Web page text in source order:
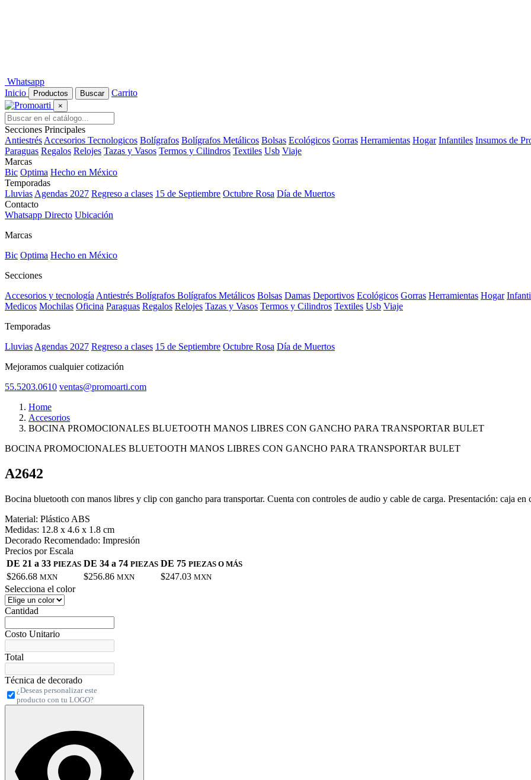
Whatsapp
Inicio
Productos Buscar Carrito
×
Secciones Principales
Antiestrés Accesorios Tecnologicos Bolígrafos Bolígrafos Metálicos Bolsas Ecológicos Gorras Herramientas Hogar Infantiles Insumos de
Paraguas Regalos Relojes Tazas y Vasos Termos y Cilindros Textiles Usb Viaje
Marcas
Bic Optima Hecho en México
Temporadas
Lluvias Agendas 2027 Regreso a clases 15 de Septiembre Octubre Rosa Día de Muertos
Contacto
Whatsapp Directo Ubicación
Marcas
Bic Optima Hecho en México
Secciones
Accesorios y tecnología Antiestrés Bolígrafos Bolígrafos Metálicos Bolsas Damas Deportivos Ecológicos Gorras Herramientas Hogar
Medicos Mochilas Oficina Paraguas Regalos Relojes Tazas y Vasos Termos y Cilindros Textiles Usb Viaje
Temporadas
Lluvias Agendas 2027 Regreso a clases 15 de Septiembre Octubre Rosa Día de Muertos
Mejoramos cualquier cotización
55.5203.0610 ventas@promoarti.com
Home
Accesorios
BOCINA PROMOCIONALES BLUETOOTH MANOS LIBRES CON GANCHO PARA TRANSPORTAR BULET
BOCINA PROMOCIONALES BLUETOOTH MANOS LIBRES CON GANCHO PARA TRANSPORTAR BULET
A2642
Bocina bluetooth con manos libres y clip con gancho para transportar. Cuenta con controles de audio y cable de carga. Presentación: caja en
Material: Plástico ABS
Medidas: 12.8 x 4.6 x 1.8 cm
Decorado Recomendado: Impresión
Precios por Escala
DE 21 a 33 PIEZAS DE 34 a 74 PIEZAS DE 75 PIEZAS O MÁS
$266.68 MXN $256.86 MXN $247.03 MXN
Selecciona el color
Cantidad
Costo Unitario
Total
Técnica de decorado
¿Deseas personalizar este
producto con tu LOGO?